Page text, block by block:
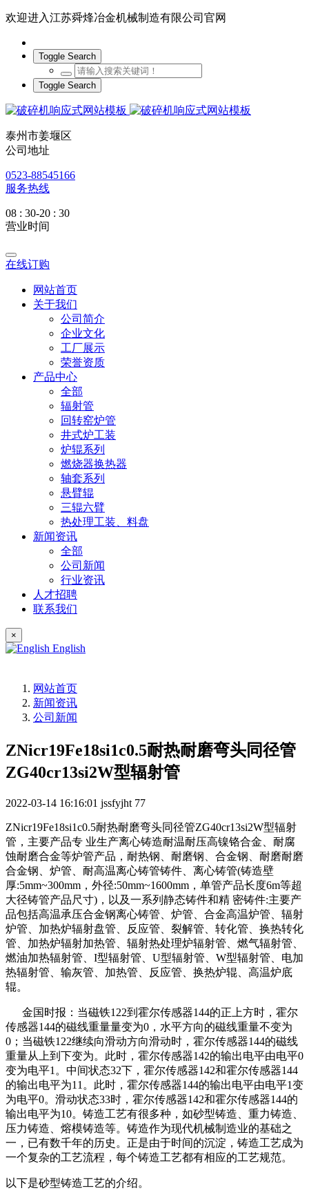
欢迎进入江苏舜烽冶金机械制造有限公司官网
Toggle Search
Toggle Search
泰州市姜堰区
公司地址
0523-88545166
服务热线
08 : 30-20 : 30
营业时间
在线订购
网站首页
关于我们
公司简介
企业文化
工厂展示
荣誉资质
产品中心
全部
辐射管
回转窑炉管
井式炉工装
炉辊系列
燃烧器换热器
轴套系列
悬臂辊
三辊六臂
热处理工装、料盘
新闻资讯
全部
公司新闻
行业资讯
人才招聘
联系我们
×
English
网站首页
新闻资讯
公司新闻
ZNicr19Fe18si1c0.5耐热耐磨弯头同径管
ZG40cr13si2W型辐射管
2022-03-14 16:16:01 jssfyjht 77
ZNicr19Fe18si1c0.5耐热耐磨弯头同径管ZG40cr13si2W型辐射
管，主要产品专 业生产离心铸造耐温耐压高镍铬合金、耐腐
蚀耐磨合金等炉管产品，耐热钢、耐磨钢、合金钢、耐磨耐磨
合金钢、炉管、耐高温离心铸管铸件、离心铸管(铸造壁
厚:5mm~300mm，外径:50mm~1600mm，单管产品长度6m等超
大径铸管产品尺寸)，以及一系列静态铸件和精 密铸件:主要产
品包括高温承压合金钢离心铸管、炉管、合金高温炉管、辐射
炉管、加热炉辐射盘管、反应管、裂解管、转化管、换热转化
管、加热炉辐射加热管、辐射热处理炉辐射管、燃气辐射管、
燃油加热辐射管、I型辐射管、U型辐射管、W型辐射管、电加
热辐射管、输灰管、加热管、反应管、换热炉辊、高温炉底
辊。
金国时报：当磁铁122到霍尔传感器144的正上方时，霍尔
传感器144的磁线重量量变为0，水平方向的磁线重量不变为
0；当磁铁122继续向滑动方向滑动时，霍尔传感器144的磁线
重量从上到下变为。此时，霍尔传感器142的输出电平由电平0
变为电平1。中间状态32下，霍尔传感器142和霍尔传感器144
的输出电平为11。此时，霍尔传感器144的输出电平由电平1变
为电平0。滑动状态33时，霍尔传感器142和霍尔传感器144的
输出电平为10。铸造工艺有很多种，如砂型铸造、重力铸造、
压力铸造、熔模铸造等。铸造作为现代机械制造业的基础之
一，已有数千年的历史。正是由于时间的沉淀，铸造工艺成为
一个复杂的工艺流程，每个铸造工艺都有相应的工艺规范。
以下是砂型铸造工艺的介绍。